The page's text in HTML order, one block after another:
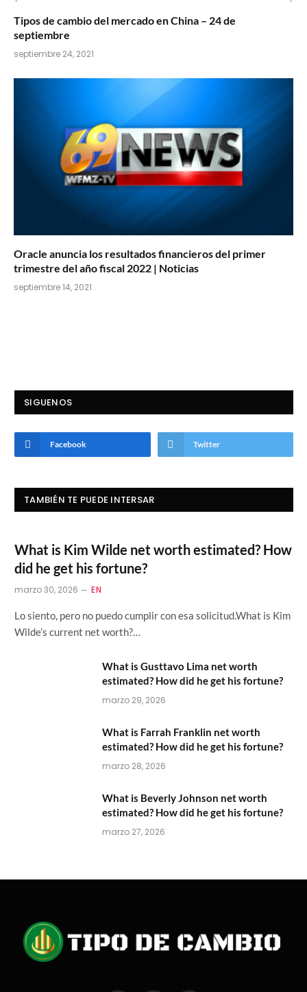
Tipos de cambio del mercado en China – 24 de
septiembre
septiembre 24, 2021
Oracle anuncia los resultados financieros del primer
trimestre del año fiscal 2022 | Noticias
septiembre 14, 2021
SIGUENOS
Facebook Twitter
TAMBIÉN TE PUEDE INTERSAR
What is Kim Wilde net worth estimated? How
did he get his fortune?
marzo 30, 2026 EN
Lo siento, pero no puedo cumplir con esa solicitud.What is Kim
Wilde’s current net worth?…
What is Gusttavo Lima net worth
estimated? How did he get his fortune?
marzo 29, 2026
What is Farrah Franklin net worth
estimated? How did he get his fortune?
marzo 28, 2026
What is Beverly Johnson net worth
estimated? How did he get his fortune?
marzo 27, 2026